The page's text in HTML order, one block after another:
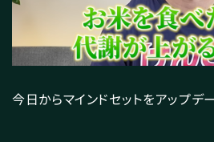
今日からマインドセットをアップデ